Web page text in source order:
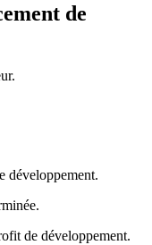
de
développement.
de développement.